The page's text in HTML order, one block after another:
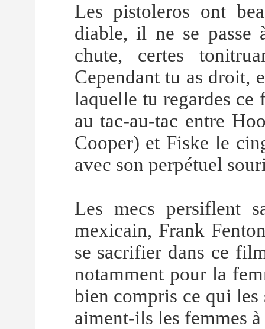
Les pistoleros ont
diable, il ne se passe
chute, certes
Cependant tu as droit,
laquelle tu regardes ce
au tac-au-tac entre
Cooper) et Fiske le
avec son perpétuel
Les mecs persiflent
mexicain, Frank
se sacrifier dans ce
notamment pour la
bien compris ce qui les
aiment-ils les femmes